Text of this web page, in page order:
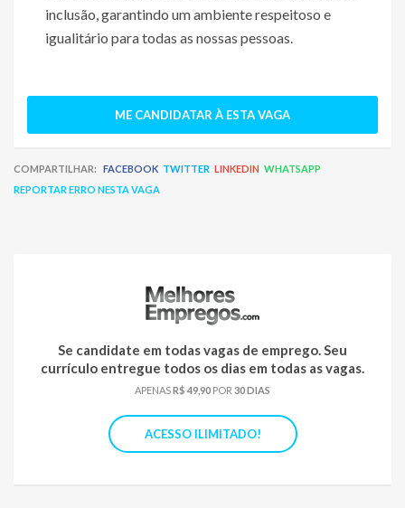
inclusão, garantindo um ambiente respeitoso e
igualitário para todas as nossas pessoas.
ME CANDIDATAR À ESTA VAGA
COMPARTILHAR: FACEBOOK TWITTER LINKEDIN WHATSAPP
REPORTAR ERRO NESTA VAGA
Se candidate em todas vagas de emprego. Seu
currículo entregue todos os dias em todas as vagas.
APENASR$ 49,90 POR 30 DIAS
ACESSO ILIMITADO!